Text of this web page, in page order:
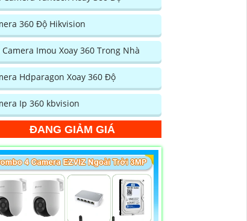
360 Độ Hikvision
Camera Imou Xoay 360 Trong Nhà
Hdparagon Xoay 360 Độ
Ip 360 kbvision
ĐANG GIẢM GIÁ